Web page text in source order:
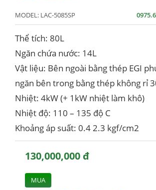
MODEL: LAC-5085SP
Thể tích: 80L
Ngăn chứa nước: 14L
Vật liệu: Bên ngoài bằng thép EGI
ngăn bên trong bằng thép không rỉ
Nhiệt: 4kW (+ 1kW nhiệt làm khô)
Nhiệt độ: 110 – 135 độ C
Khoảng áp suất: 0.4 2.3 kgf/cm2
130,000,000 đ
MUA